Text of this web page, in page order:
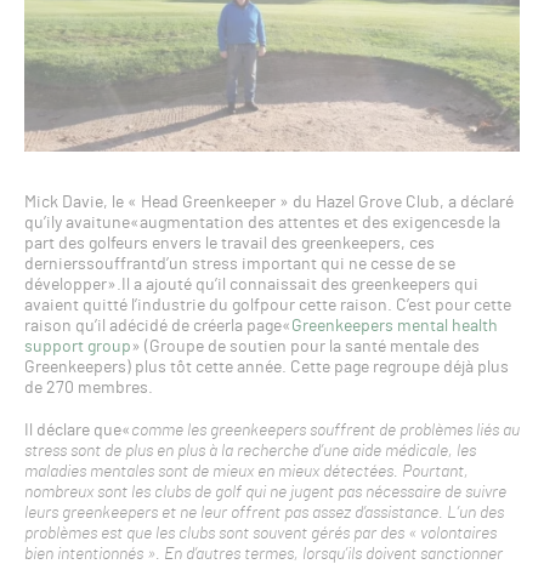
Mick Davie, le « Head Greenkeeper » du Hazel Grove Club, a déclaré
qu’ily avaitune«augmentation des attentes et des exigencesde la
part des golfeurs envers le travail des greenkeepers, ces
dernierssouffrantd’un stress important qui ne cesse de se
développer».Il a ajouté qu’il connaissait des greenkeepers qui
avaient quitté l’industrie du golfpour cette raison. C’est pour cette
raison qu’il adécidé de créerla page« Greenkeepers mental health
support group» (Groupe de soutien pour la santé mentale des
Greenkeepers) plus tôt cette année. Cette page regroupe déjà plus
de 270 membres.
Il déclare que« comme les greenkeepers souffrent de problèmes liés au
stress sont de plus en plus à la recherche d’une aide médicale, les
maladies mentales sont de mieux en mieux détectées. Pourtant,
nombreux sont les clubs de golf qui ne jugent pas nécessaire de suivre
leurs greenkeepers et ne leur offrent pas assez d’assistance. L’un des
problèmes est que les clubs sont souvent gérés par des « volontaires
bien intentionnés ». En d’autres termes, lorsqu’ils doivent sanctionner